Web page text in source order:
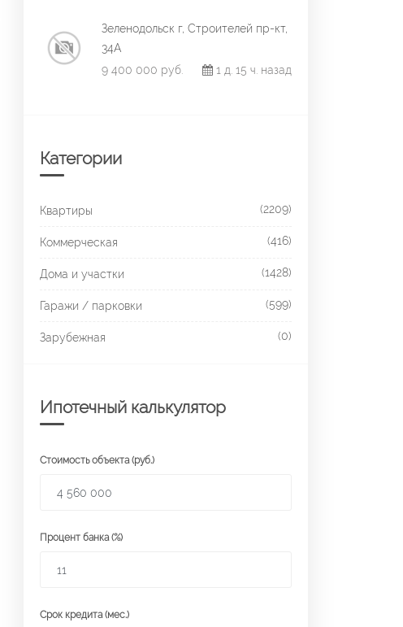
Зеленодольск г, Строителей пр-кт,
34А
9 400 000 руб.
1 д. 15 ч. назад
Категории
Квартиры (2209)
Коммерческая (416)
Дома и участки (1428)
Гаражи / парковки (599)
Зарубежная (0)
Ипотечный калькулятор
Стоимость объекта (руб.)
Процент банка (%)
Срок кредита (мес.)